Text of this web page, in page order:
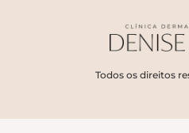
Todos os direitos